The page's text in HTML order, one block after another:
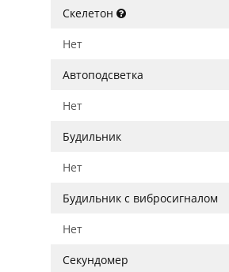
Скелетон
Нет
Автоподсветка
Нет
Будильник
Нет
Будильник с вибросигналом
Нет
Секундомер